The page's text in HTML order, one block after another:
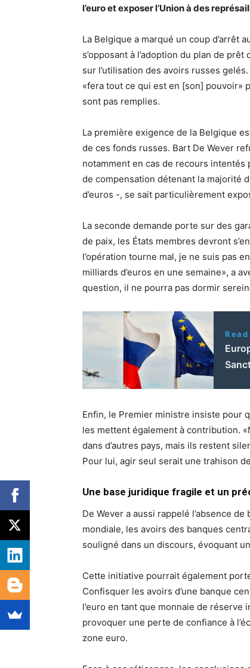
l’euro et exposer l’Union à des
La Belgique a marqué un coup d’arrêt
s’opposant à l’adoption du plan de
sur l’utilisation des avoirs russes
«fera tout ce qui est en [son] pouvoir»
sont pas remplies.
La première exigence de la Belgique
de ces fonds russes. Bart De Wever
notamment en cas de recours intentés
de compensation détenant la majorité
d’euros -, se sait particulièrement
La seconde demande porte sur des
de paix, les États membres devront
l’opération tourne mal, je ne suis pas
milliards d’euros en une semaine», a
question, il ne pourra pas dormir
Enfin, le Premier ministre insiste pour
les mettent également à contribution.
dans d’autres pays, mais ils restent
Pour lui, agir seul serait une trahison
Une base juridique fragile et un
De Wever a aussi rappelé l’absence
mondiale, les avoirs des banques
souligné dans un discours, évoquant
Cette initiative pourrait également
Confisquer les avoirs d’une banque
l’euro en tant que monnaie de
provoquer une perte de confiance à
zone euro.